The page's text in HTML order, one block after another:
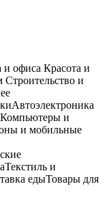
и офиса Красота и
Строительство и
Автоэлектроника
Компьютеры и
и мобильные
Текстиль и
едыТовары для